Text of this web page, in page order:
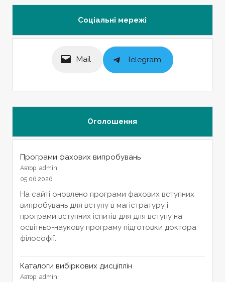
Соціальні мережі
Mail Telegram
Оголошення
Програми фахових випробувань
Автор: admin
05.06.2026
На сайті оновлено програми фахових вступних
випробувань для вступу в магістратуру і
програми вступних іспитів для для вступу на
освітньо-наукову програму підготовки доктора
філософії.
Каталоги вибіркових дисціплін
Автор: admin